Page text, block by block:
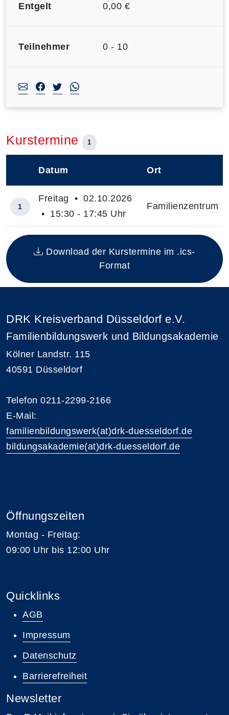
Entgelt 0,00 €
Teilnehmer 0 - 10
Kurstermine 1
Insgesamt gibt es 1 Termine zum diesen Kurs
Datum Ort
1
Freitag • 02.10.2026
• 15:30 - 17:45 Uhr
Familienzentrum
Download der Kurstermine im .ics-
Format
DRK Kreisverband Düsseldorf e.V.
Familienbildungswerk und Bildungsakademie
Kölner Landstr. 115
40591 Düsseldorf
Telefon 0211-2299-2166
E-Mail:
familienbildungswerk(at)drk-duesseldorf.de
bildungsakademie(at)drk-duesseldorf.de
Öffnungszeiten
Montag - Freitag:
09:00 Uhr bis 12:00 Uhr
Quicklinks
AGB
Impressum
Datenschutz
Barrierefreiheit
Newsletter